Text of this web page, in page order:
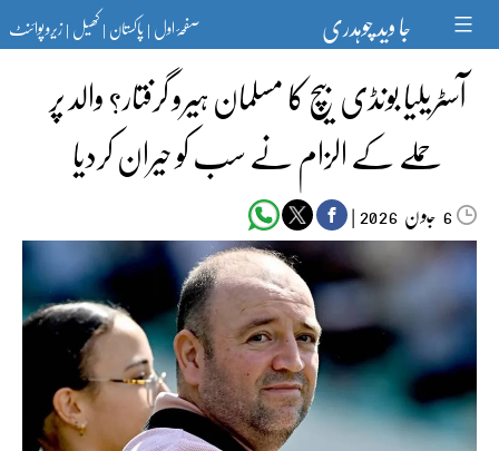
content جا وید چوہدری صفحۂ اول|پاکستان|کھیل|زیرو پوائنٹ
آسٹریلیا بونڈی بیچ کا مسلمان ہیرو گرفتار؟ والد پر
حملے کے الزام نے سب کو حیران کردیا
6جون‬‮ |